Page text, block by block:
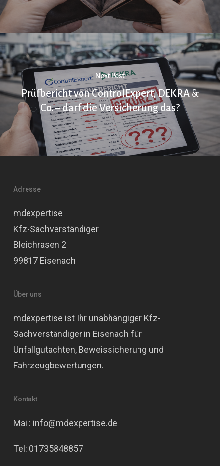
Next Post
Prüfbericht von ControlExpert, DEKRA &
Co. – darf die Versicherung das?
Adresse
mdexpertise
Kfz-Sachverständiger
Bleichrasen 2
99817 Eisenach
Über uns
mdexpertise ist Ihr unabhängiger Kfz-
Sachverständiger in Eisenach für
Unfallgutachten, Beweissicherung und
Fahrzeugbewertungen.
Kontakt
Mail: info@mdexpertise.de
Tel: 01735848857